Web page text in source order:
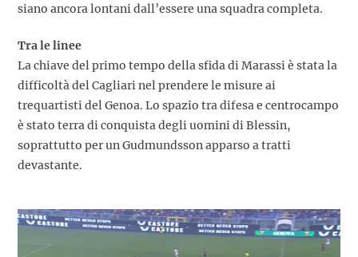
siano ancora lontani dall’essere una squadra completa.
Tra le linee
La chiave del primo tempo della sfida di Marassi è stata la
difficoltà del Cagliari nel prendere le misure ai
trequartisti del Genoa. Lo spazio tra difesa e centrocampo
è stato terra di conquista degli uomini di Blessin,
soprattutto per un Gudmundsson apparso a tratti
devastante.